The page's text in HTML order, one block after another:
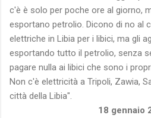
c'è è solo per poche ore al giorno,
esportano petrolio. Dicono di no al
elettriche in Libia per i libici, ma gli
esportando tutto il petrolio, senza
pagare nulla ai libici che sono i
Non c'è elettricità a Tripoli, Zawia,
città della Libia".
18 gennaio